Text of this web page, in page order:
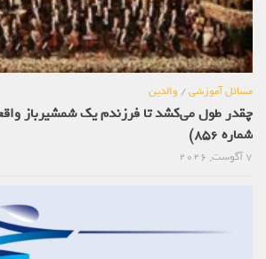
مسائل آموزشی/والدین
چقدر طول می‌کشد تا فرزندم یک شمشیرباز واقعاً
شماره 856)